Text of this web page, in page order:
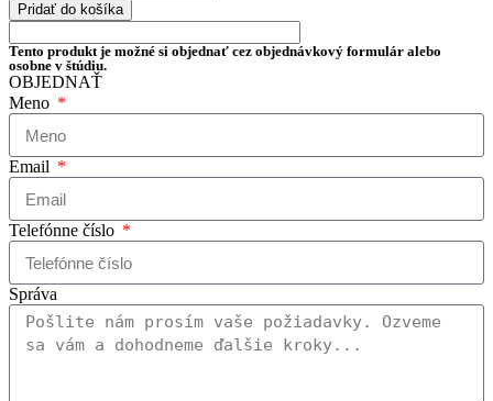
Pridať do košíka
Tento produkt je možné si objednať cez objednávkový formulár alebo
osobne v štúdiu.
OBJEDNAŤ
Meno
Email
Telefónne číslo
Správa